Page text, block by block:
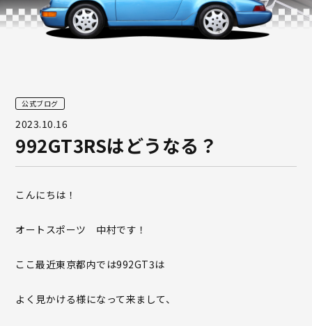
公式ブログ
2023.10.16
992GT3RSはどうなる？
こんにちは！
オートスポーツ 中村です！
ここ最近東京都内では992GT3は
よく見かける様になって来まして、